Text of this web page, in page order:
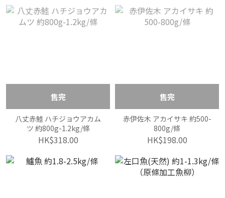
售完
八丈赤鯥 ハチジョウアカム
ツ 約800g-1.2kg/條
HK$318.00
售完
赤伊佐木 アカイサキ 約500-
800g/條
HK$198.00